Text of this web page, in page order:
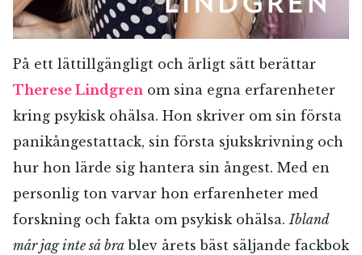
På ett lättillgängligt och ärligt sätt berättar
Therese Lindgren om sina egna erfarenheter
kring psykisk ohälsa. Hon skriver om sin första
panikångestattack, sin första sjukskrivning och
hur hon lärde sig hantera sin ångest. Med en
personlig ton varvar hon erfarenheter med
forskning och fakta om psykisk ohälsa.Ibland
mår jag inte så bra blev årets bäst säljande fackbok